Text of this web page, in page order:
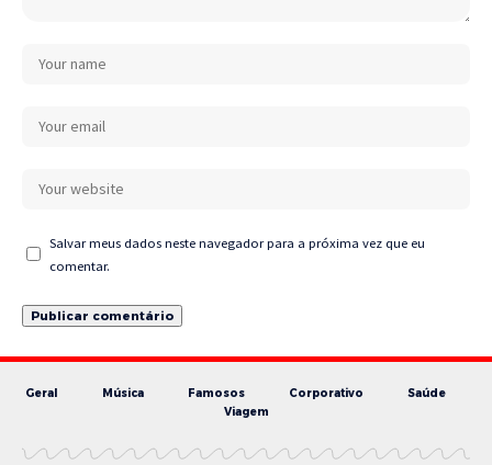
Salvar meus dados neste navegador para a próxima vez que eu
comentar.
Geral Música Famosos Corporativo
Saúde
Viagem